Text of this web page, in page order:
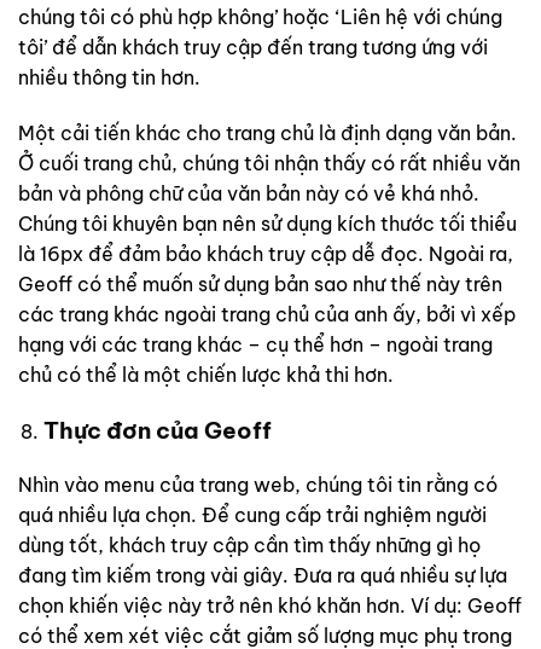
chúng tôi có phù hợp không’ hoặc ‘Liên hệ với chúng
tôi’ để dẫn khách truy cập đến trang tương ứng với
nhiều thông tin hơn.
Một cải tiến khác cho trang chủ là định dạng văn bản.
Ở cuối trang chủ, chúng tôi nhận thấy có rất nhiều văn
bản và phông chữ của văn bản này có vẻ khá nhỏ.
Chúng tôi khuyên bạn nên sử dụng kích thước tối thiểu
là 16px để đảm bảo khách truy cập dễ đọc. Ngoài ra,
Geoff có thể muốn sử dụng bản sao như thế này trên
các trang khác ngoài trang chủ của anh ấy, bởi vì xếp
hạng với các trang khác – cụ thể hơn – ngoài trang
chủ có thể là một chiến lược khả thi hơn.
Thực đơn của Geoff
Nhìn vào menu của trang web, chúng tôi tin rằng có
quá nhiều lựa chọn. Để cung cấp trải nghiệm người
dùng tốt, khách truy cập cần tìm thấy những gì họ
đang tìm kiếm trong vài giây. Đưa ra quá nhiều sự lựa
chọn khiến việc này trở nên khó khăn hơn. Ví dụ: Geoff
có thể xem xét việc cắt giảm số lượng mục phụ trong